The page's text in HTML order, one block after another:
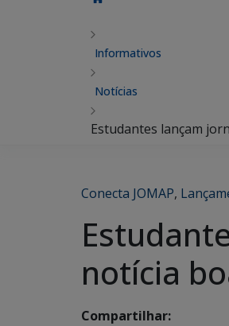
Informativos
Notícias
Estudantes lançam
Conecta JOMAP,
notícia
Compartilhar: